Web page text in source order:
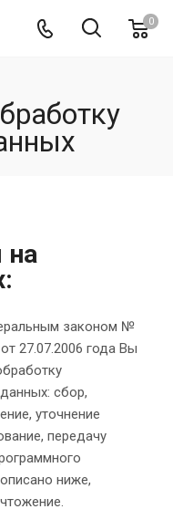
0
на
законом №
27.07.2006 года Вы
сбор,
уточнение
передачу
ниже,